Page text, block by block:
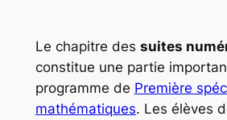
Le chapitre des suites
constitue une partie
programme de Première
mathématiques. Les élèves